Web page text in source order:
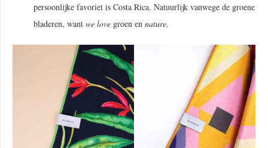
persoonlijke favoriet is Costa Rica. Natuurlijk vanwege de groene
bladeren, want we love groen en nature.